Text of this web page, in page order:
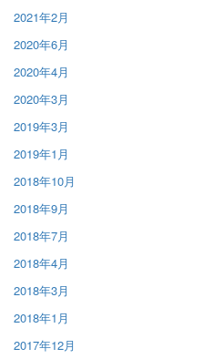
2021年2月
2020年6月
2020年4月
2020年3月
2019年3月
2019年1月
2018年10月
2018年9月
2018年7月
2018年4月
2018年3月
2018年1月
2017年12月